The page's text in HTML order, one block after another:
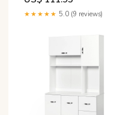
poggiatesta 66x61x106 116
cm nero 295713 31276
★★★★★ 5.0 (9 reviews)